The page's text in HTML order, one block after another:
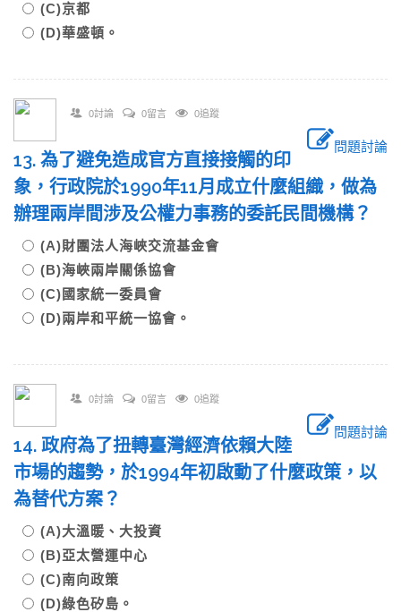
(C)京都
(D)華盛頓。
0討論 0留言 0追蹤
問題討論
13. 為了避免造成官方直接接觸的印
象，行政院於1990年11月成立什麼組織，做為
辦理兩岸間涉及公權力事務的委託民間機構？
(A)財團法人海峽交流基金會
(B)海峽兩岸關係協會
(C)國家統一委員會
(D)兩岸和平統一協會。
0討論 0留言 0追蹤
問題討論
14. 政府為了扭轉臺灣經濟依賴大陸
市場的趨勢，於1994年初啟動了什麼政策，以
為替代方案？
(A)大溫暖、大投資
(B)亞太營運中心
(C)南向政策
(D)綠色矽島。